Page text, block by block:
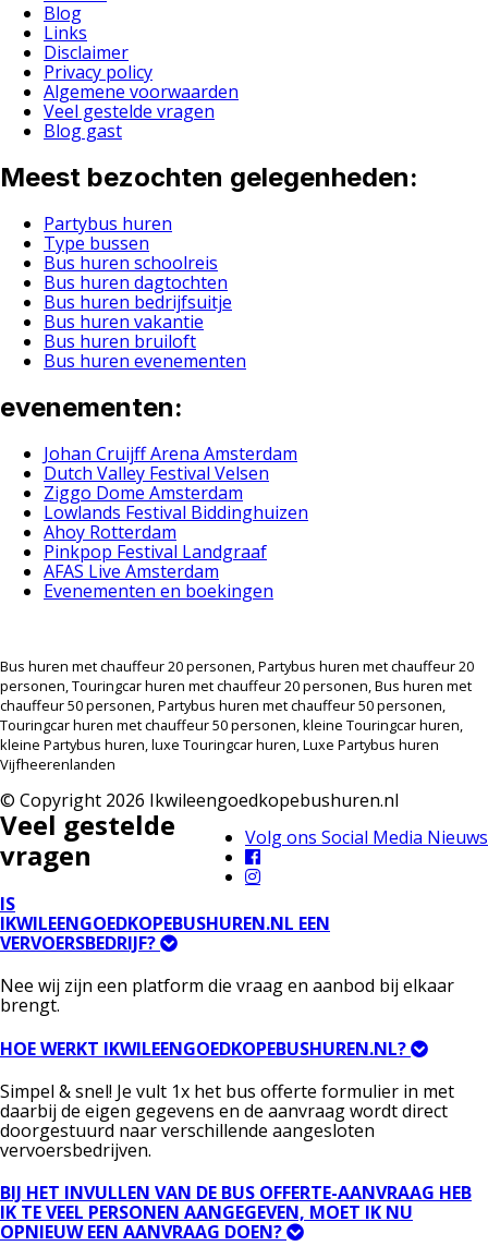
Blog
Links
Disclaimer
Privacy policy
Algemene voorwaarden
Veel gestelde vragen
Blog gast
Meest bezochten gelegenheden:
Partybus huren
Type bussen
Bus huren schoolreis
Bus huren dagtochten
Bus huren bedrijfsuitje
Bus huren vakantie
Bus huren bruiloft
Bus huren evenementen
evenementen:
Johan Cruijff Arena Amsterdam
Dutch Valley Festival Velsen
Ziggo Dome Amsterdam
Lowlands Festival Biddinghuizen
Ahoy Rotterdam
Pinkpop Festival Landgraaf
AFAS Live Amsterdam
Evenementen en boekingen
Bus huren met chauffeur 20 personen, Partybus huren met chauffeur 20
personen, Touringcar huren met chauffeur 20 personen, Bus huren met
chauffeur 50 personen, Partybus huren met chauffeur 50 personen,
Touringcar huren met chauffeur 50 personen, kleine Touringcar huren,
kleine Partybus huren, luxe Touringcar huren, Luxe Partybus huren
Vijfheerenlanden
© Copyright 2026 Ikwileengoedkopebushuren.nl
Volg ons Social Media Nieuws
Veel gestelde
vragen
IS
IKWILEENGOEDKOPEBUSHUREN.NL EEN
VERVOERSBEDRIJF?
Nee wij zijn een platform die vraag en aanbod bij elkaar
brengt.
HOE WERKT IKWILEENGOEDKOPEBUSHUREN.NL?
Simpel & snel! Je vult 1x het bus offerte formulier in met
daarbij de eigen gegevens en de aanvraag wordt direct
doorgestuurd naar verschillende aangesloten
vervoersbedrijven.
BIJ HET INVULLEN VAN DE BUS OFFERTE-AANVRAAG HEB
IK TE VEEL PERSONEN AANGEGEVEN, MOET IK NU
OPNIEUW EEN AANVRAAG DOEN?